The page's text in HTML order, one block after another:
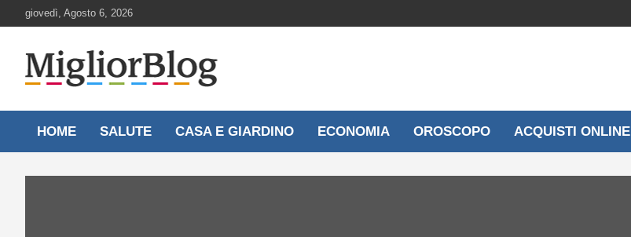
to
giovedì, Agosto 6, 2026
MigliorBlog.it
HOME SALUTE CASA E GIARDINO ECONOMIA OROSCOPO ACQUISTI ONLINE